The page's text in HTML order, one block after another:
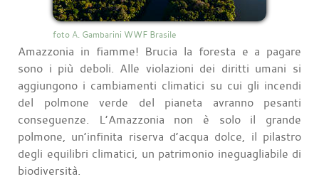
foto A. Gambarini WWF Brasile
Amazzonia in fiamme! Brucia la foresta e a pagare
sono i più deboli. Alle violazioni dei diritti umani si
aggiungono i cambiamenti climatici su cui gli incendi
del polmone verde del pianeta avranno pesanti
conseguenze. L’Amazzonia non è solo il grande
polmone, un’infinita riserva d’acqua dolce, il pilastro
degli equilibri climatici, un patrimonio ineguagliabile di
biodiversità.